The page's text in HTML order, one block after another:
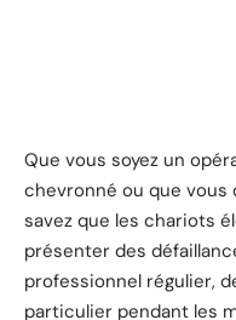
Que vous soyez un
chevronné ou que
savez que les chariots
présenter des
professionnel régulier,
particulier pendant les